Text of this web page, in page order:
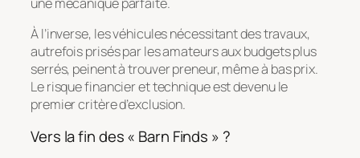
À l’inverse, les véhicules nécessitant des travaux,
autrefois prisés par les amateurs aux budgets plus
serrés, peinent à trouver preneur, même à bas prix.
Le risque financier et technique est devenu le
premier critère d’exclusion.
Vers la fin des « Barn Finds » ?